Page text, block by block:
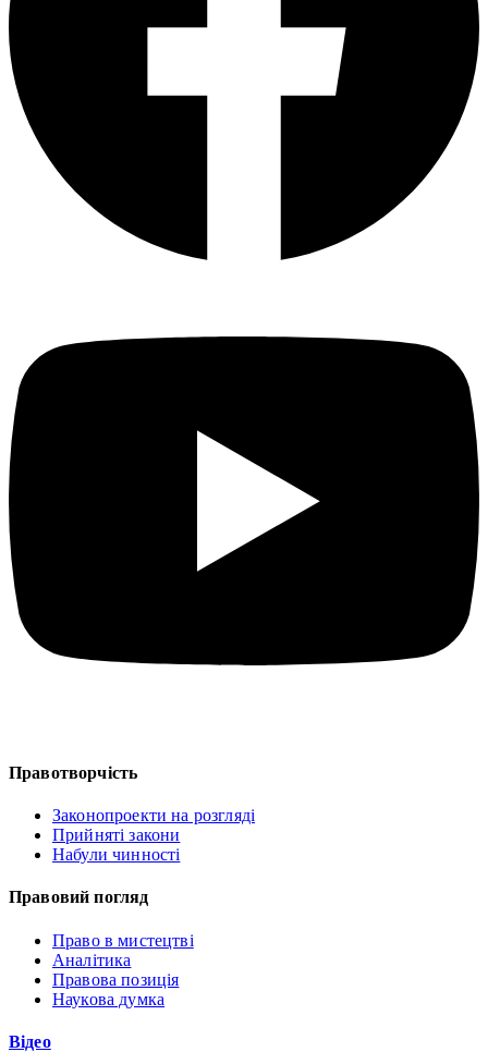
Правотворчість
Законопроекти на розгляді
Прийняті закони
Набули чинності
Правовий погляд
Право в мистецтві
Аналітика
Правова позиція
Наукова думка
Відео